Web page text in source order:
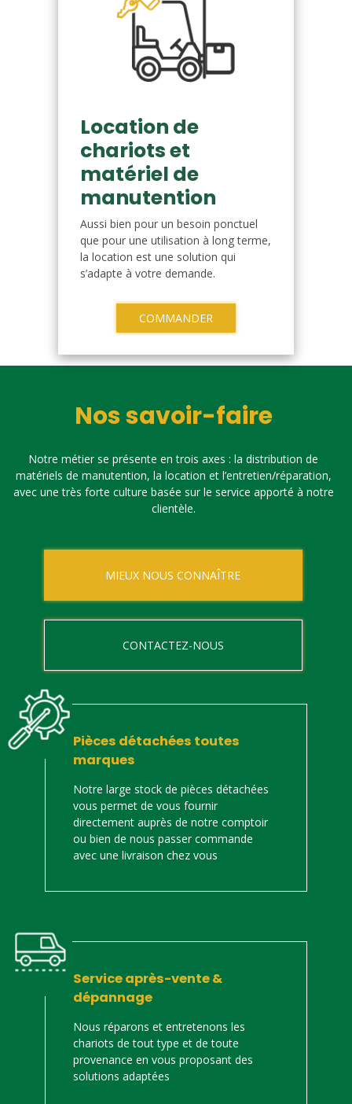
Location de
chariots et
matériel de
manutention
Aussi bien pour un besoin ponctuel
que pour une utilisation à long terme,
la location est une solution qui
s’adapte à votre demande.
COMMANDER
Nos savoir-faire
Notre métier se présente en trois axes : la distribution de
matériels de manutention, la location et l’entretien/réparation,
avec une très forte culture basée sur le service apporté à notre
clientèle.
MIEUX NOUS CONNAÎTRE
CONTACTEZ-NOUS
Pièces détachées toutes
marques
Notre large stock de pièces détachées
vous permet de vous fournir
directement auprès de notre comptoir
ou bien de nous passer commande
avec une livraison chez vous
Service après-vente &
dépannage
Nous réparons et entretenons les
chariots de tout type et de toute
provenance en vous proposant des
solutions adaptées